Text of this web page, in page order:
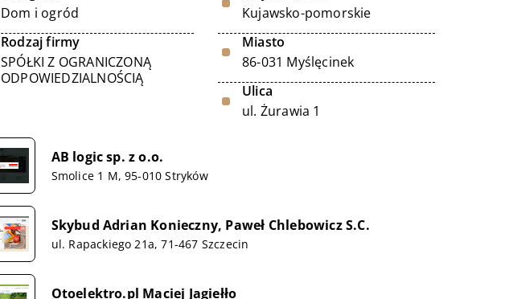
Dom i ogród
Rodzaj firmy
SPÓŁKI Z OGRANICZONĄ
ODPOWIEDZIALNOŚCIĄ
Kujawsko-pomorskie
Miasto
86-031 Myślęcinek
Ulica
ul. Żurawia 1
AB logic sp. z o.o.
Smolice 1 M, 95-010 Stryków
Skybud Adrian Konieczny, Paweł Chlebowicz S.C.
ul. Rapackiego 21a, 71-467 Szczecin
Otoelektro.pl Maciej Jagiełło